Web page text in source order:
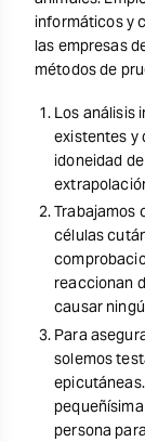
informáticos y
las empresas
métodos de
Los análisis
existentes y
idoneidad
Trabajamos
células
reaccionan
causar
Para
solemos
persona